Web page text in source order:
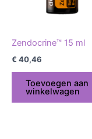
Zendocrine™ 15 ml
€ 40,46
Toevoegen aan
winkelwagen